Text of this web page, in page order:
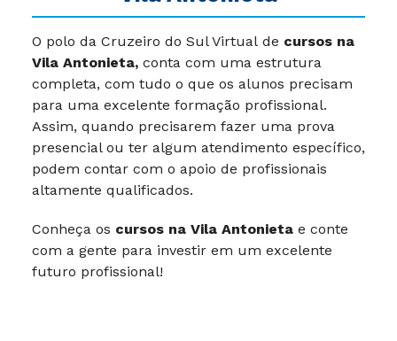
O polo da Cruzeiro do Sul Virtual de cursos na
Vila Antonieta, conta com uma estrutura
completa, com tudo o que os alunos precisam
para uma excelente formação profissional.
Assim, quando precisarem fazer uma prova
presencial ou ter algum atendimento específico,
podem contar com o apoio de profissionais
altamente qualificados.
Conheça os cursos na Vila Antonieta e conte
com a gente para investir em um excelente
futuro profissional!